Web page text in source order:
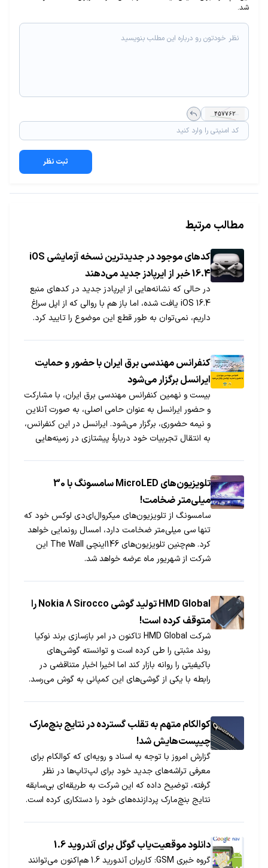
شد.
ثبت نظر
مطالب مرتبط
کدهای موجود در جدیدترین نسخه آزمایشی iOS
16.4 خبر از ایرپادز جدید می‌دهند
در حالی که نشانه‌هایی از ایرپادز جدید در کدهای منبع
iOS 16.4 یافت شده، اما باز هم با روالی که از اپل سراغ
داریم، نمی‌توان به طور قطع این موضوع را تایید کرد.
کنفرانس مهندسی برق ایران با حضور و حمایت
ایرانسل برگزار می‌شود
بیست و نهمین کنفرانس مهندسی برق ایران، با مشارکت
و حضور ایرانسل به عنوان حامی اصلی، به صورت آنلاین
و نیمه حضوری، برگزار می‌شود. ایرانسل در این کنفرانس،
به انتقال تجربیات خود دربارۀ پیشتازی در زمینه‌هایی
تلویزیون‌های MicroLED سامسونگ با 30
میلی‌متر ضخامت!
سامسونگ از تلویزیون‌های میکروال‌ای‌دی لوکس خود که
تنها سی میلی‌متر ضخامت دارد، امسال رونمایی خواهد
کرد. هم‌چنین تلویزیون‌های 146اینچی The Wall این
شرکت از شهریور ماه عرضه خواهد شد.
HMD Global تولید گوشی Nokia 8 Sirocco را
متوقف کرده است!
شرکت HMD Global تاکنون در امر بازسازی برند نوکیا
روند مثبتی را طی کرده است و توانسته گوشی‌های
باکیفیتی را روانه بازار کند اما اخیرا اخبار متناقضی در
رابطه با یکی از گوشی‌های این کمپانی به گوش می‌رسد.
کوالکام متهم به تقلب گسترده در نتایج بنچ‌مارک
چیپست‌هایش شد!
گزارش امروز با توجه به اسناد و رویه‌ای که کوالکام برای
معرفی تراشه‌های جدید خود برای لپ‌تاپ‌ها در نظر
گرفته، توضیح داده که این شرکت به طریقه‌ای بی‌سابقه
نتایج بنچ‌مارک پردازنده‌های خود را دستکاری کرده است.
دانلود موقعیت‌یاب گوگل برای آندروید 1.6
گروه خبری GSM: کاربران آندورید 1.6 هم‌اکنون می‌توانند